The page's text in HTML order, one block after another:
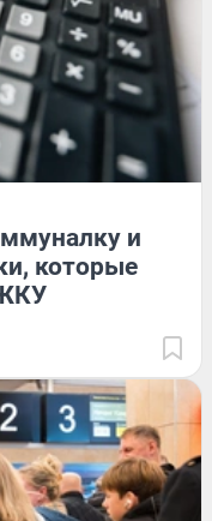
и
которые